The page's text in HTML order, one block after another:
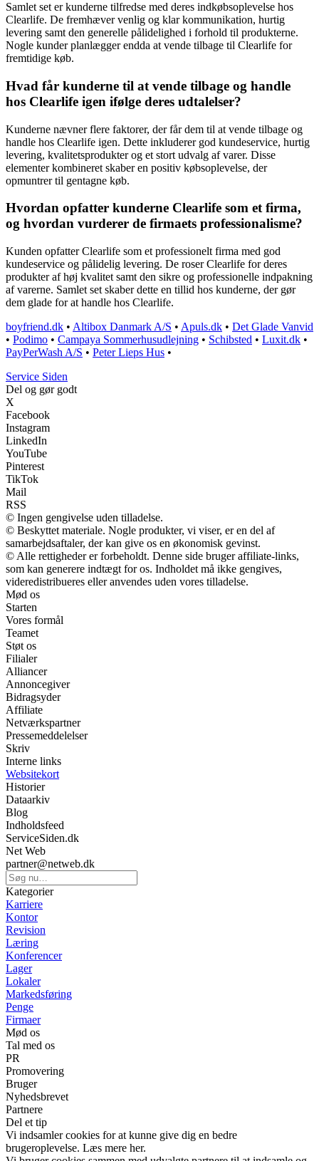
Samlet set er kunderne tilfredse med deres indkøbsoplevelse hos
Clearlife. De fremhæver venlig og klar kommunikation, hurtig
levering samt den generelle pålidelighed i forhold til produkterne.
Nogle kunder planlægger endda at vende tilbage til Clearlife for
fremtidige køb.
Hvad får kunderne til at vende tilbage og handle
hos Clearlife igen ifølge deres udtalelser?
Kunderne nævner flere faktorer, der får dem til at vende tilbage og
handle hos Clearlife igen. Dette inkluderer god kundeservice, hurtig
levering, kvalitetsprodukter og et stort udvalg af varer. Disse
elementer kombineret skaber en positiv købsoplevelse, der
opmuntrer til gentagne køb.
Hvordan opfatter kunderne Clearlife som et firma,
og hvordan vurderer de firmaets professionalisme?
Kunden opfatter Clearlife som et professionelt firma med god
kundeservice og pålidelig levering. De roser Clearlife for deres
produkter af høj kvalitet samt den sikre og professionelle indpakning
af varerne. Samlet set skaber dette en tillid hos kunderne, der gør
dem glade for at handle hos Clearlife.
boyfriend.dk • Altibox Danmark A/S • Apuls.dk • Det Glade Vanvid
• Podimo • Campaya Sommerhusudlejning • Schibsted • Luxit.dk •
PayPerWash A/S • Peter Lieps Hus •
Service Siden
Del og gør godt
X
Facebook
Instagram
LinkedIn
YouTube
Pinterest
TikTok
Mail
RSS
© Ingen gengivelse uden tilladelse.
© Beskyttet materiale. Nogle produkter, vi viser, er en del af
samarbejdsaftaler, der kan give os en økonomisk gevinst.
© Alle rettigheder er forbeholdt. Denne side bruger affiliate-links,
som kan generere indtægt for os. Indholdet må ikke gengives,
videredistribueres eller anvendes uden vores tilladelse.
Mød os
Starten
Vores formål
Teamet
Støt os
Filialer
Alliancer
Annoncegiver
Bidragsyder
Affiliate
Netværkspartner
Pressemeddelelser
Skriv
Interne links
Websitekort
Historier
Dataarkiv
Blog
Indholdsfeed
ServiceSiden.dk
Net Web
partner@netweb.dk
Kategorier
Karriere
Kontor
Revision
Læring
Konferencer
Lager
Lokaler
Markedsføring
Penge
Firmaer
Mød os
Tal med os
PR
Promovering
Bruger
Nyhedsbrevet
Partnere
Del et tip
Vi indsamler cookies for at kunne give dig en bedre
brugeroplevelse. Læs mere her.